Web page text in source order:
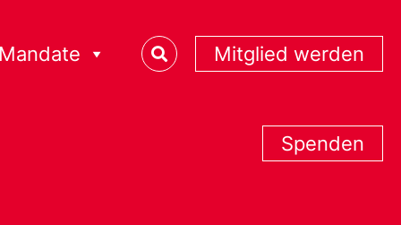
Mandate Mitglied werden
Spenden